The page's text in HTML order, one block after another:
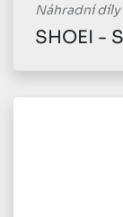
Náhradní díly
SHOEI -